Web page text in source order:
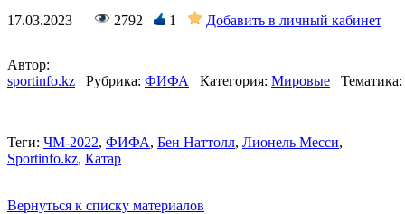
17.03.2023 2792 1 Добавить в личный кабинет
Автор:
sportinfo.kz
Рубрика: ФИФА Категория: Мировые Тематика:
Теги: ЧМ-2022, ФИФА, Бен Наттолл, Лионель Месси,
Sportinfo.kz, Катар
Вернуться к списку материалов